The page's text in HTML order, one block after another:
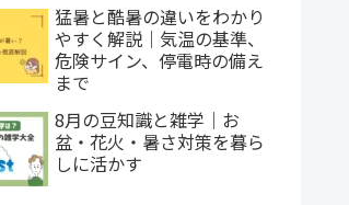
猛暑と酷暑の違いをわかり
やすく解説｜気温の基準、
危険サイン、停電時の備え
まで
8月の豆知識と雑学｜お
盆・花火・暑さ対策を暮ら
しに活かす